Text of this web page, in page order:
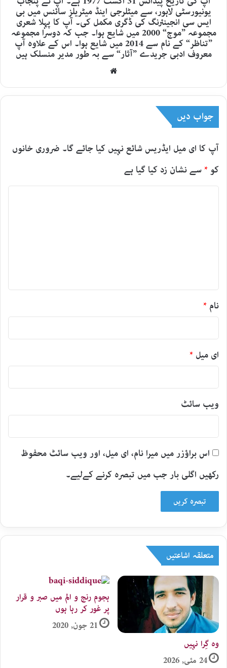
یونیورسٹی لاہور، سے میٹلرجی اینڈ میٹریلز سائنس میں بی
ایس سی انجینئرنگ کی ڈگری مکمل کی۔ آپ کا پہلا شعری
مجموعہ ”موج“ 2000 میں شایع ہوا۔ جب کہ دوسرا مجموعہ
”تناظر“ کے نام سے 2014 میں شایع ہوا۔ اس کے علاوہ آپ
معروف ادبی جریدے ”آثار“ سے بہ طور مدیر منسلک ہیں
جواب دیں
آپ کا ای میل ایڈریس شائع نہیں کیا جائے گا۔ ضروری خانوں
کو *سے نشان زد کیا گیا ہے
نام *
ای میل *
ویب‌ سائٹ
اس براؤزر میں میرا نام، ای میل، اور ویب سائٹ محفوظ
رکھیں اگلی بار جب میں تبصرہ کرنے کےلیے۔
متعلقہ اشاعتیں
وہ گِرا نہیں
24 مئی, 2026
ہجوم رنج و الم میں صبر و قرار
پر غور کر رہا ہوں
21 جون, 2020